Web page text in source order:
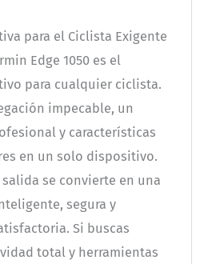
para el Ciclista Exigente
Edge 1050 es el
para cualquier ciclista.
impecable, un
y características
en un solo dispositivo.
se convierte en una
segura y
Si buscas
total y herramientas